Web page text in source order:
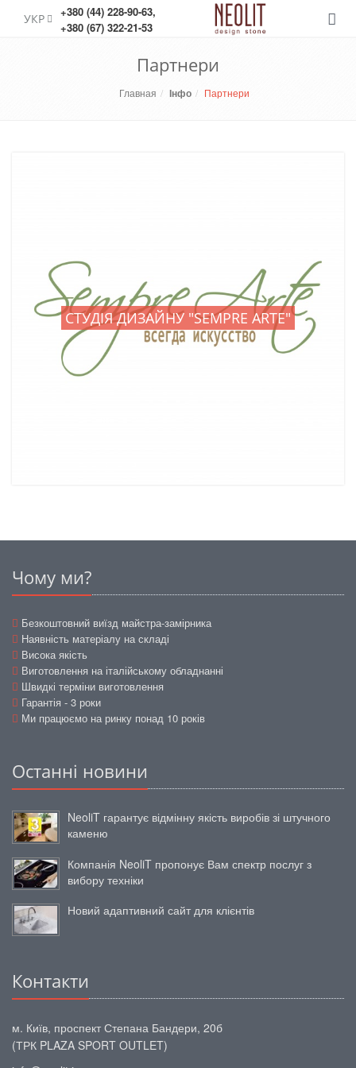
УКР +380 (44) 228-90-63,
+380 (67) 322-21-53
Меню
Партнери
Главная Інфо Партнери
СТУДІЯ ДИЗАЙНУ "SEMPRE ARTE"
Чому ми?
Безкоштовний виїзд майстра-замірника
Наявність матеріалу на складі
Висока якість
Виготовлення на італійському обладнанні
Швидкі терміни виготовлення
Гарантія - 3 роки
Ми працюємо на ринку понад 10 років
Останні новини
NeoliT гарантує відмінну якість виробів зі штучного
каменю
Компанія NeoliT пропонує Вам спектр послуг з
вибору техніки
Новий адаптивний сайт для клієнтів
Контакти
м. Київ, проспект Степана Бандери, 20б
(ТРК PLAZA SPORT OUTLET)